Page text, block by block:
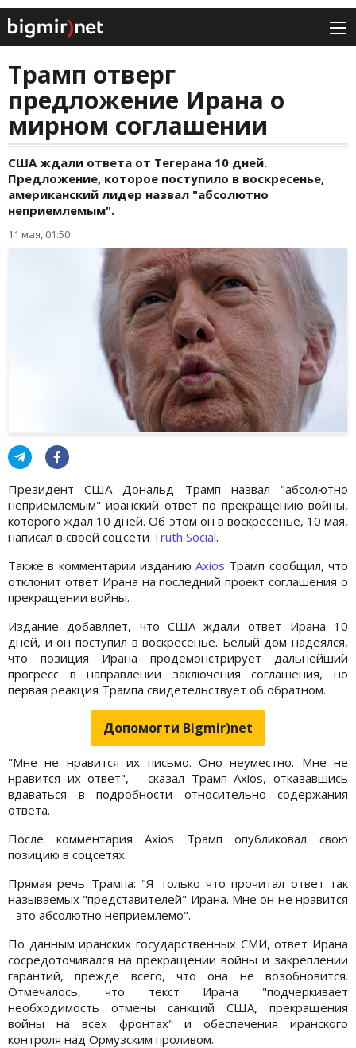
Трамп отверг
предложение Ирана о
мирном соглашении
США ждали ответа от Тегерана 10 дней.
Предложение, которое поступило в воскресенье,
американский лидер назвал "абсолютно
неприемлемым".
11 мая, 01:50
Президент США Дональд Трамп назвал "абсолютно
неприемлемым" иранский ответ по прекращению войны,
которого ждал 10 дней. Об этом он в воскресенье, 10 мая,
написал в своей соцсети Truth Social.
Также в комментарии изданиюAxios Трамп сообщил, что
отклонит ответ Ирана на последний проект соглашения о
прекращении войны.
Издание добавляет, что США ждали ответ Ирана 10
дней, и он поступил в воскресенье. Белый дом надеялся,
что позиция Ирана продемонстрирует дальнейший
прогресс в направлении заключения соглашения, но
первая реакция Трампа свидетельствует об обратном.
Допомогти Bigmir)net
"Мне не нравится их письмо. Оно неуместно. Мне не
нравится их ответ", - сказал Трамп Axios, отказавшись
вдаваться в подробности относительно содержания
ответа.
После комментария Axios Трамп опубликовал свою
позицию в соцсетях.
Прямая речь Трампа: "Я только что прочитал ответ так
называемых "представителей" Ирана. Мне он не нравится
- это абсолютно неприемлемо".
По данным иранских государственных СМИ, ответ Ирана
сосредоточивался на прекращении войны и закреплении
гарантий, прежде всего, что она не возобновится.
Отмечалось, что текст Ирана "подчеркивает
необходимость отмены санкций США, прекращения
войны на всех фронтах" и обеспечения иранского
контроля над Ормузским проливом.